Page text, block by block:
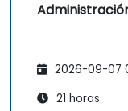
2026-09-07
21 horas